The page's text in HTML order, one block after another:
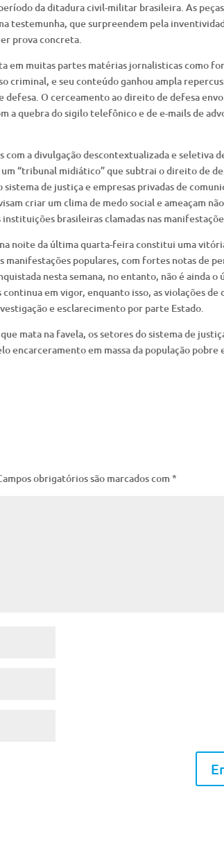
da ditadura civil-militar brasileira. As
testemunha, que surpreendem pela
prova concreta.
em muitas partes matérias jornalisticas como
criminal, e seu conteúdo ganhou ampla
defesa. O cerceamento ao direito de defesa
a quebra do sigilo telefônico e de e-mails de
a divulgação descontextualizada e seletiva
“tribunal midiático” que subtrai o direito de
de justiça e empresas privadas de
criar um clima de medo social e ameaçam
brasileiras clamadas nas
noite da última quarta-feira constitui uma
populares, com fortes notas de
nesta semana, no entanto, não é ainda
em vigor, enquanto isso, as violações
e esclarecimento por parte Estado.
mata na favela, os setores do sistema de
encarceramento em massa da população
obrigatórios são marcados com *